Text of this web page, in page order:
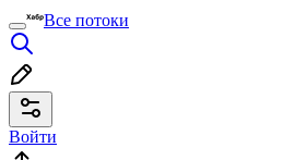
Все потоки
Войти